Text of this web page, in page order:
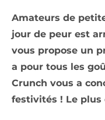
Amateurs de
jour de peur est
vous propose un
a pour tous les
Crunch vous a
festivités ! Le